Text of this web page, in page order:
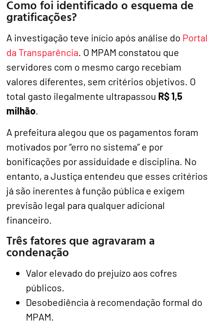
Como foi identificado o esquema de
gratificações?
A investigação teve início após análise do Portal
da Transparência . O MPAM constatou que
servidores com o mesmo cargo recebiam
valores diferentes, sem critérios objetivos. O
total gasto ilegalmente ultrapassou R$ 1,5
milhão
A prefeitura alegou que os pagamentos foram
motivados por “erro no sistema” e por
bonificações por assiduidade e disciplina. No
entanto, a Justiça entendeu que esses critérios
já são inerentes à função pública e exigem
previsão legal para qualquer adicional
financeiro.
Três fatores que agravaram a
condenação
Valor elevado do prejuízo aos cofres
públicos.
Desobediência à recomendação formal do
MPAM.